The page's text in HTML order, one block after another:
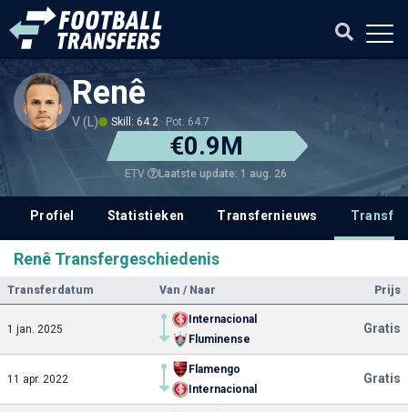
Renê
V (L) Skill: 64.2 Pot: 64.7
€0.9M
ETV Laatste update: 1 aug. 26
Profiel Statistieken Transfernieuws
Renê Transfergeschiedenis
Transferdatum Van / Naar Prijs
1 jan. 2025
Internacional
Fluminense
Gratis
11 apr. 2022
Flamengo
Internacional
Gratis